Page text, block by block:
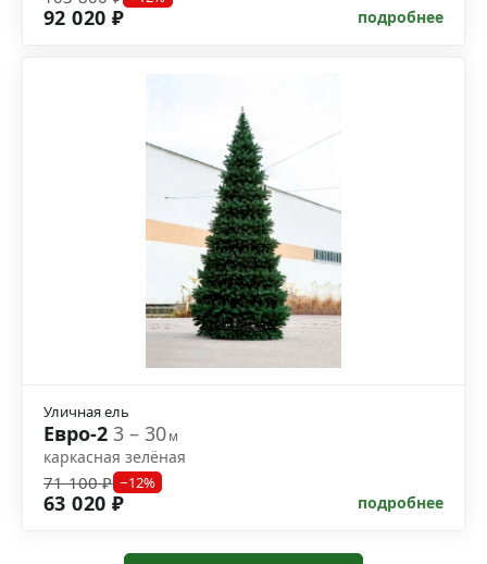
92 020 ₽ подробнее
Уличная ель
Евро-2 3 – 30м
каркасная зелёная
71 100 ₽ −12%
63 020 ₽ подробнее